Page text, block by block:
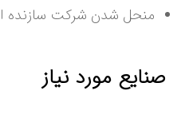
منحل شدن شرکت سازنده
صنایع مورد نیاز